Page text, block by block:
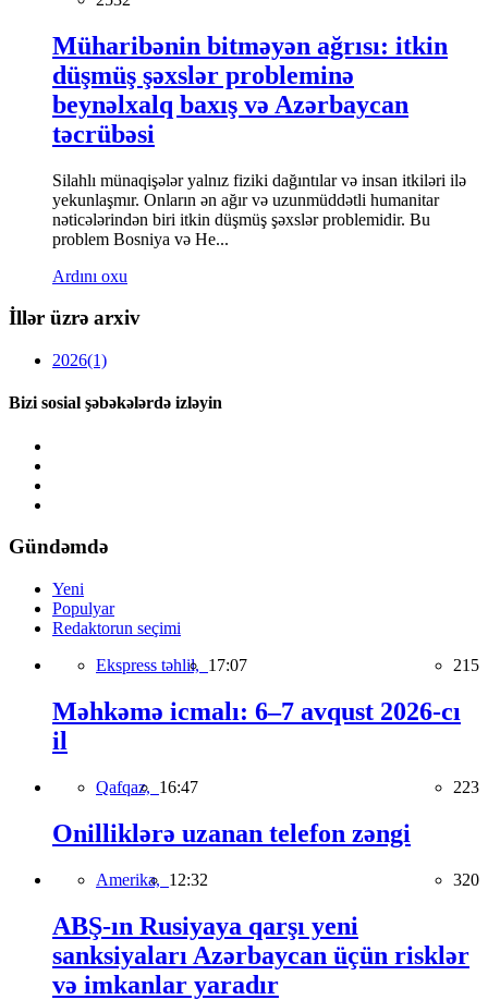
Müharibənin bitməyən ağrısı: itkin
düşmüş şəxslər probleminə
beynəlxalq baxış və Azərbaycan
təcrübəsi
Silahlı münaqişələr yalnız fiziki dağıntılar və insan itkiləri ilə
yekunlaşmır. Onların ən ağır və uzunmüddətli humanitar
nəticələrindən biri itkin düşmüş şəxslər problemidir. Bu
problem Bosniya və He...
Ardını oxu
İllər üzrə arxiv
2026(1)
Bizi sosial şəbəkələrdə izləyin
Gündəmdə
Yeni
Populyar
Redaktorun seçimi
Ekspress təhlil, 17:07 215
Məhkəmə icmalı: 6–7 avqust 2026-cı
il
Qafqaz, 16:47 223
Onilliklərə uzanan telefon zəngi
Amerika, 12:32 320
ABŞ-ın Rusiyaya qarşı yeni
sanksiyaları Azərbaycan üçün risklər
və imkanlar yaradır